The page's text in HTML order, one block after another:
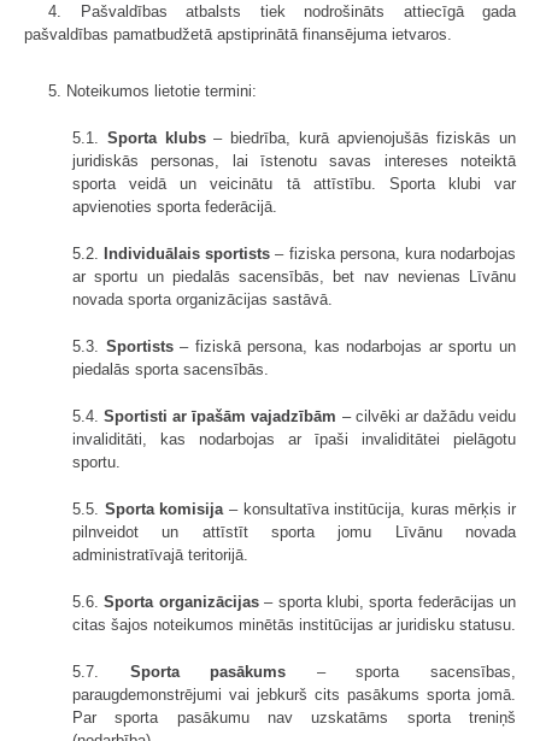
4. Pašvaldības atbalsts tiek nodrošināts attiecīgā gada
pašvaldības pamatbudžetā apstiprinātā finansējuma ietvaros.
5. Noteikumos lietotie termini:
5.1. Sporta klubs– biedrība, kurā apvienojušās fiziskās un
juridiskās personas, lai īstenotu savas intereses noteiktā
sporta veidā un veicinātu tā attīstību. Sporta klubi var
apvienoties sporta federācijā.
5.2.Individuālais sportists – fiziska persona, kura nodarbojas
ar sportu un piedalās sacensībās, bet nav nevienas Līvānu
novada sporta organizācijas sastāvā.
5.3. Sportists– fiziskā persona, kas nodarbojas ar sportu un
piedalās sporta sacensībās.
5.4.Sportisti ar īpašām vajadzībām – cilvēki ar dažādu veidu
invaliditāti, kas nodarbojas ar īpaši invaliditātei pielāgotu
sportu.
5.5. Sporta komisija – konsultatīva institūcija, kuras mērķis ir
pilnveidot un attīstīt sporta jomu Līvānu novada
administratīvajā teritorijā.
5.6.Sporta organizācijas– sporta klubi, sporta federācijas un
citas šajos noteikumos minētās institūcijas ar juridisku statusu.
5.7. Sporta pasākums – sporta sacensības,
paraugdemonstrējumi vai jebkurš cits pasākums sporta jomā.
Par sporta pasākumu nav uzskatāms sporta treniņš